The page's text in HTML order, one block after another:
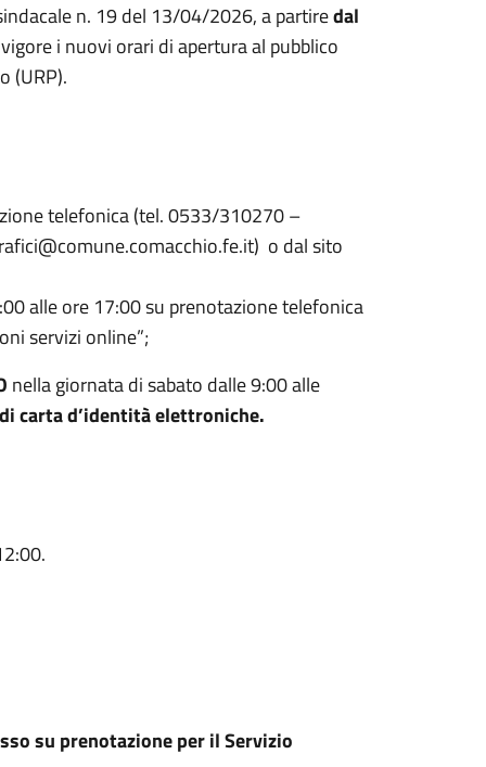
n. 19 del 13/04/2026, a partiredal
i nuovi orari di apertura al pubblico
(URP).
telefonica (tel. 0533/310270 –
o dal sito
alle ore 17:00 su prenotazione telefonica
servizi online”;
nella giornata di sabato dalle 9:00 alle
carta d’identità elettroniche.
su prenotazione per il Servizio